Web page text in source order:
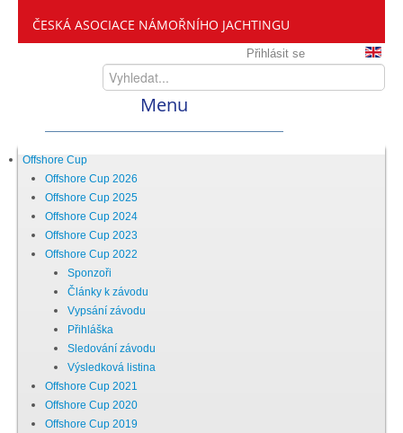
ČESKÁ ASOCIACE NÁMOŘNÍHO JACHTINGU
Přihlásit se
Menu
Home
ČANY
Kdo jsme
Zveme vás mezi nás
Setkání ČANY
Offshore Cup
Offshore Cup 2026
Offshore Cup 2025
Offshore Cup 2024
Offshore Cup 2023
Offshore Cup 2022
Sponzoři
Články k závodu
Vypsání závodu
Přihláška
Sledování závodu
Výsledková listina
Offshore Cup 2021
Offshore Cup 2020
Offshore Cup 2019